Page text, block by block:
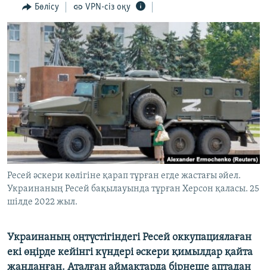
Search
ӘЛЕМ
АРНАЙЫ ЖОБАЛАР
Русский
ЖАЗЫЛЫҢЫЗ
Басқа тілдерде
Бөлісу VPN-сіз оқу
Ресей әскери көлігіне қарап тұрған егде жастағы әйел.
Украинаның Ресей бақылауында тұрған Херсон қаласы. 25
шілде 2022 жыл.
Украинаның оңтүстігіндегі Ресей оккупациялаған
екі өңірде кейінгі күндері әскери қимылдар қайта
жанданған. Аталған аймақтарда бірнеше аптадан